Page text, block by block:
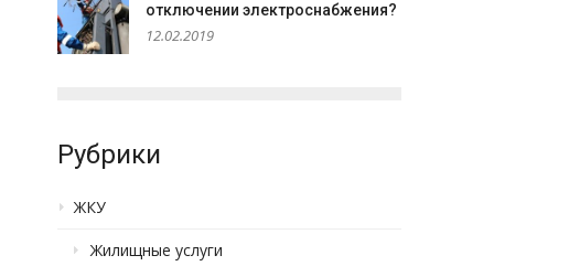
отключении электроснабжения?
12.02.2019
Рубрики
ЖКУ
Жилищные услуги